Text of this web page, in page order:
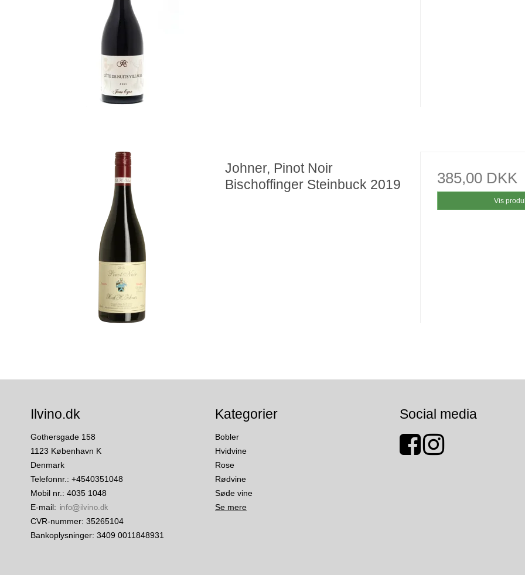
Johner, Pinot Noir
Bischoffinger Steinbuck 2019
385,00 DKK
Vis
Ilvino.dk
Gothersgade 158
1123 København K
Denmark
Telefonnr. : +4540351048
Mobil nr. : 4035 1048
E-mail:
CVR-nummer: 35265104
Bankoplysninger: 3409 0011848931
Kategorier
Bobler
Hvidvine
Rose
Rødvine
Søde vine
Se mere
Social media